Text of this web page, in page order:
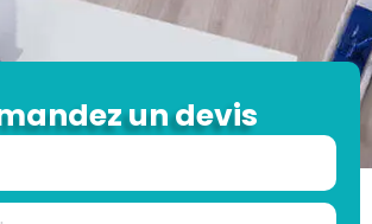
un devis